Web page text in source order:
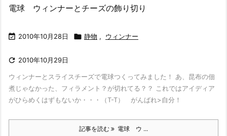
電球 ウィンナーとチーズの飾り切り
 2010年10月28日  静物 , ウィンナー
 2010年10月29日
ウィンナーとスライスチーズで電球つくってみました！ あ、昆布の佃
煮じゃなかった、フィラメント？が切れてる？？ これではアイディア
がひらめくはずもないか・・・（T-T） がんばれ>自分！
記事を読む 電球 ウ ...